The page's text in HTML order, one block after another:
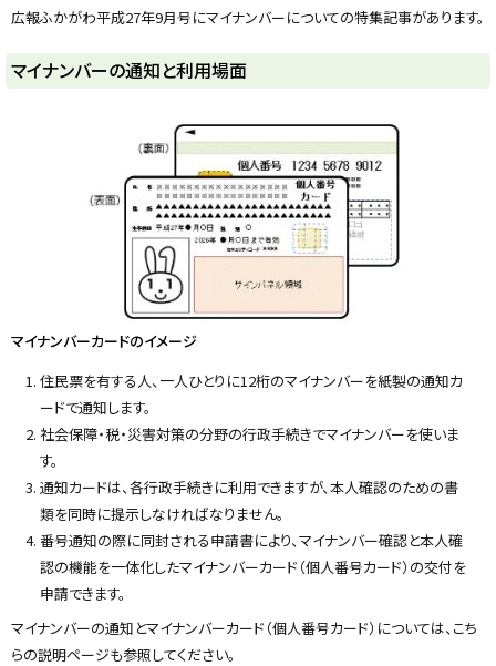
広報ふかがわ平成27年9月号にマイナンバーについての特集記事があります。
ト
ッ
マイナンバーの通知と利用場面
マイナンバーカードのイメージ
住民票を有する人、一人ひとりに12桁のマイナンバーを紙製の通知カ
ードで通知します。
社会保障・税・災害対策の分野の行政手続きでマイナンバーを使いま
す。
通知カードは、各行政手続きに利用できますが、本人確認のための書
類を同時に提示しなければなりません。
番号通知の際に同封される申請書により、マイナンバー確認と本人確
認の機能を一体化したマイナンバーカード（個人番号カード）の交付を
申請できます。
マイナンバーの通知とマイナンバーカード（個人番号カード）については、こち
らの説明ページも参照してください。